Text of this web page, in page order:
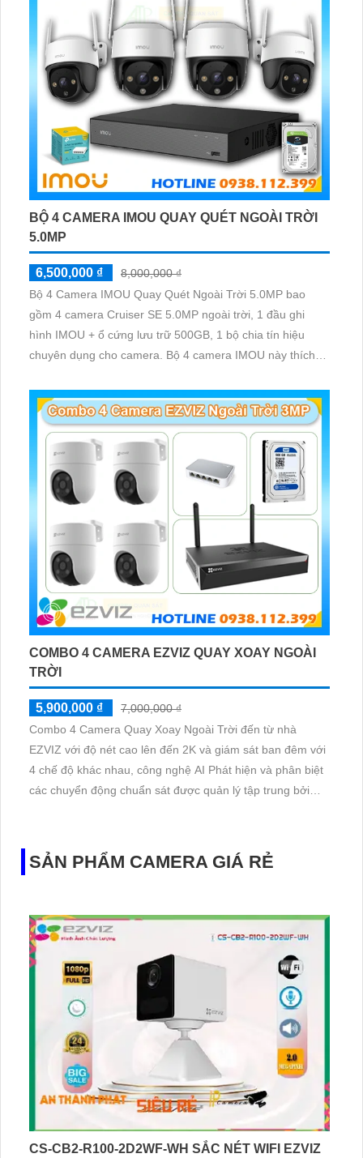
BỘ 4 CAMERA IMOU QUAY QUÉT NGOÀI TRỜI
5.0MP
6,500,000 ₫
8,000,000 ₫
Bộ 4 Camera IMOU Quay Quét Ngoài Trời 5.0MP bao
gồm 4 camera Cruiser SE 5.0MP ngoài trời, 1 đầu ghi
hình IMOU + ổ cứng lưu trữ 500GB, 1 bộ chia tín hiệu
chuyên dụng cho camera. Bộ 4 camera IMOU này thích
cần giám sát ngoài trời
COMBO 4 CAMERA EZVIZ QUAY XOAY NGOÀI
TRỜI
5,900,000 ₫
7,000,000 ₫
Combo 4 Camera Quay Xoay Ngoài Trời đến từ nhà
EZVIZ với độ nét cao lên đến 2K và giám sát ban đêm với
4 chế độ khác nhau, công nghệ AI Phát hiện và phân biệt
các chuyển động chuẩn sát được quản lý tập trung bởi
SẢN PHẨM CAMERA GIÁ RẺ
CS-CB2-R100-2D2WF-WH SẮC NÉT WIFI EZVIZ